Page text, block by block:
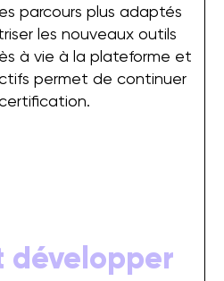
parcours plus adaptés
les nouveaux outils
à vie à la plateforme et
permet de continuer
développer